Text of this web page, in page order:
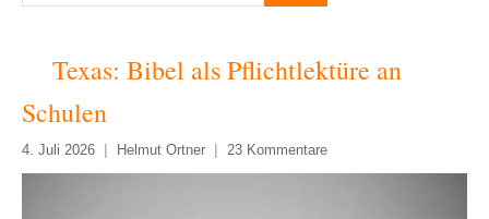
Texas: Bibel als Pflichtlektüre an
Schulen
4. Juli 2026 Helmut Ortner 23 Kommentare